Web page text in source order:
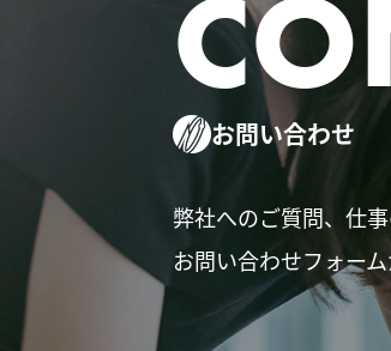
お問い合わせ
弊社へのご質問、仕
お問い合わせフォー